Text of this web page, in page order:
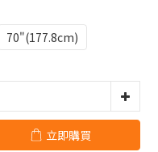
70"(177.8cm)
立即購買